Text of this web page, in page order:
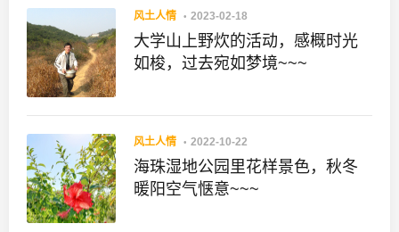
风土人情 2023-02-18
大学山上野炊的活动，感概时光
如梭，过去宛如梦境~~~
风土人情 2022-10-22
海珠湿地公园里花样景色，秋冬
暖阳空气惬意~~~